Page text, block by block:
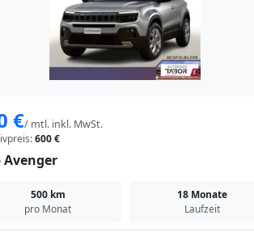
€/ mtl. inkl. MwSt.
600 €
Avenger
500 km
pro Monat
18 Monate
Laufzeit